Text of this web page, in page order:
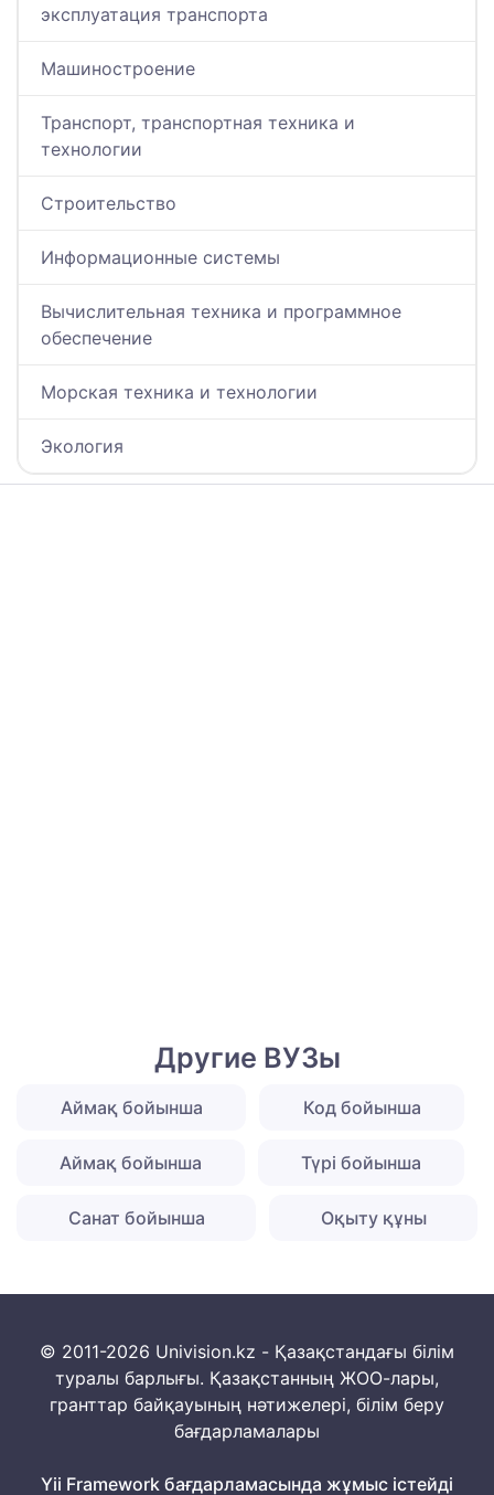
эксплуатация транспорта
Машиностроение
Транспорт, транспортная техника и
технологии
Строительство
Информационные системы
Вычислительная техника и программное
обеспечение
Морская техника и технологии
Экология
Другие ВУЗы
Аймақ бойынша Код бойынша
Аймақ бойынша Түрі бойынша
Санат бойынша Оқыту құны
© 2011-2026 Univision.kz - Қазақстандағы білім
туралы барлығы. Қазақстанның ЖОО-лары,
гранттар байқауының нәтижелері, білім беру
бағдарламалары
Yii Framework бағдарламасында жұмыс істейді